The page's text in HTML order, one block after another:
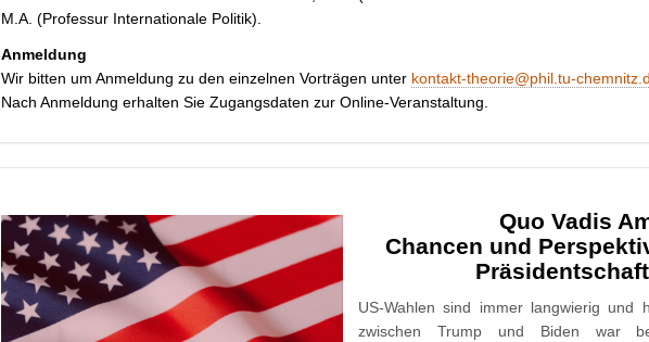
M.A. (Professur Internationale Politik).
Anmeldung
Wir bitten um Anmeldung zu den einzelnen Vorträgen unter kontakt-theorie@phil.tu-
Nach Anmeldung erhalten Sie Zugangsdaten zur Online-Veranstaltung.
Quo Vadis
Chancen und
US-Wahlen sind immer langwierig und
zwischen Trump und Biden war